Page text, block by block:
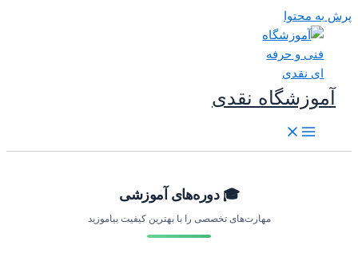
به محتوا
آموزشگاه نقدی
🎓 دوره‌های آموزشی
مهارت‌های تخصصی را با بهترین کیفیت بیاموزید